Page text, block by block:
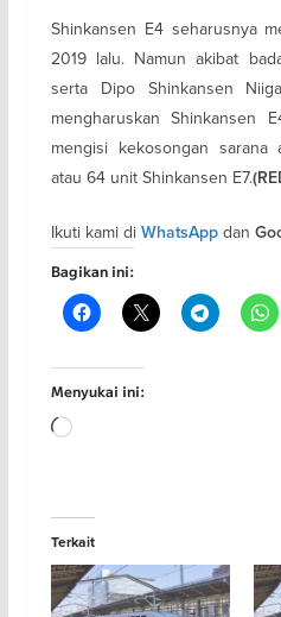
Shinkansen E4 seharusnya
2019 lalu. Namun akibat
serta Dipo Shinkansen
mengharuskan Shinkansen
mengisi kekosongan
atau 64 unit Shinkansen E7.
Ikuti kami di WhatsAppdan
Bagikan ini:
Menyukai ini:
Memuat...
Terkait